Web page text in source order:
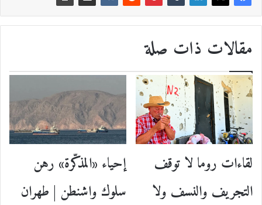
مقالات ذات صلة
لقاءات روما لا توقف
التجريف والنسف ولا
إحياء «المذكّرة» رهن
سلوك واشنطن | طهران